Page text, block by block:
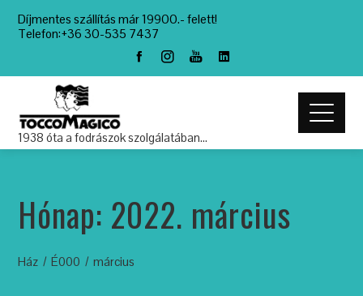
Díjmentes szállítás már 19900.- felett!
Telefon:+36 30-535 7437
1938 óta a fodrászok szolgálatában…
Hónap: 2022. március
Ház É000 március